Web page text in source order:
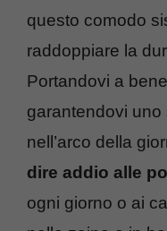
questo comodo
raddoppiare la
Portandovi a
garantendovi
nell’arco della
dire addio alle
ogni giorno o ai